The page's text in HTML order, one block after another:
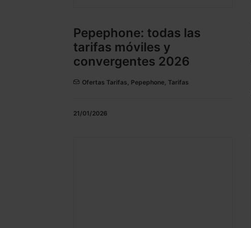
Pepephone: todas las
tarifas móviles y
convergentes 2026
Ofertas Tarifas, Pepephone, Tarifas
21/01/2026